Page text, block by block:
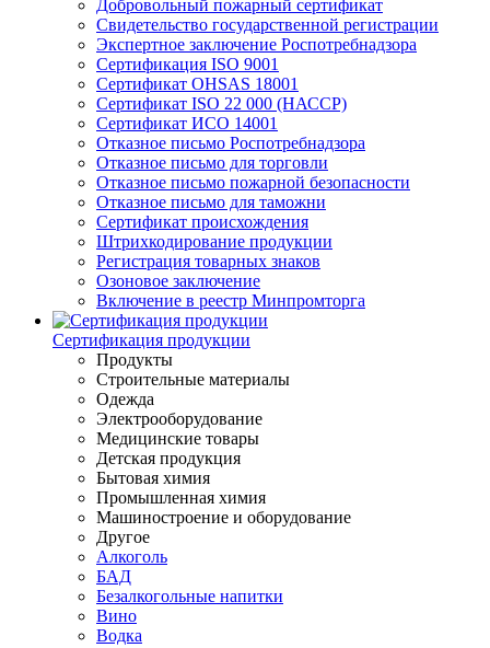
Добровольный пожарный сертификат
Свидетельство государственной регистрации
Экспертное заключение Роспотребнадзора
Сертификация ISO 9001
Сертификат OHSAS 18001
Сертификат ISO 22 000 (НАССР)
Сертификат ИСО 14001
Отказное письмо Роспотребнадзора
Отказное письмо для торговли
Отказное письмо пожарной безопасности
Отказное письмо для таможни
Сертификат происхождения
Штрихкодирование продукции
Регистрация товарных знаков
Озоновое заключение
Включение в реестр Минпромторга
Сертификация продукции
Продукты
Строительные материалы
Одежда
Электрооборудование
Медицинские товары
Детская продукция
Бытовая химия
Промышленная химия
Машиностроение и оборудование
Другое
Алкоголь
БАД
Безалкогольные напитки
Вино
Водка